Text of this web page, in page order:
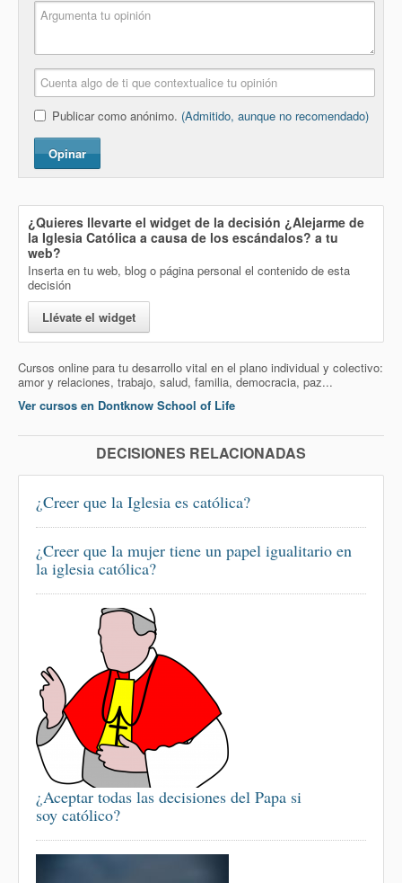
Publicar como anónimo. (Admitido, aunque no recomendado)
Opinar
¿Quieres llevarte el widget de la decisión ¿Alejarme de
la Iglesia Católica a causa de los escándalos? a tu
web?
Inserta en tu web, blog o página personal el contenido de esta
decisión
Llévate el widget
Cursos online para tu desarrollo vital en el plano individual y colectivo:
amor y relaciones, trabajo, salud, familia, democracia, paz...
Ver cursos en Dontknow School of Life
DECISIONES RELACIONADAS
¿Creer que la Iglesia es católica?
¿Creer que la mujer tiene un papel igualitario en
la iglesia católica?
¿Aceptar todas las decisiones del Papa si
soy católico?